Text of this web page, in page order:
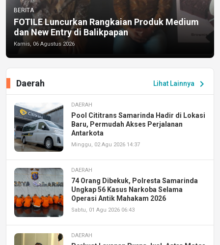
BERITA
FOTILE Luncurkan Rangkaian Produk Medium
dan New Entry di Balikpapan
Kamis, 06 Agustus 2026
Lihat Lainnya chevron_right
Daerah
DAERAH
Pool Cititrans Samarinda Hadir di Lokasi
Baru, Permudah Akses Perjalanan
Antarkota
Minggu, 02 Agu 2026 14:37
DAERAH
74 Orang Dibekuk, Polresta Samarinda
Ungkap 56 Kasus Narkoba Selama
Operasi Antik Mahakam 2026
Sabtu, 01 Agu 2026 06:43
DAERAH